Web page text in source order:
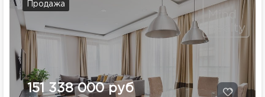
Продажа
151 338 000 руб